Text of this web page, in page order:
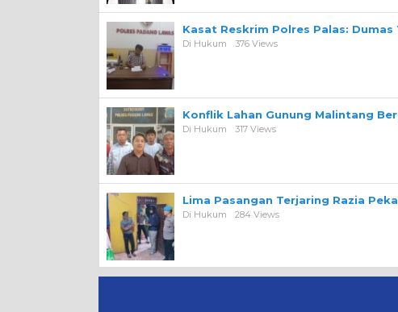
Kasat Reskrim Polres Palas:
Di Hukum 376 Views
Konflik Lahan Gunung Malintang
Di Hukum 317 Views
Lima Pasangan Terjaring Razia
Di Hukum 284 Views